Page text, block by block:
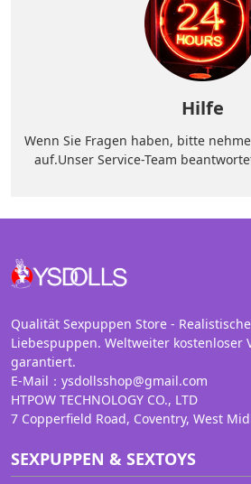
Hilfe
Wenn Sie Fragen haben, bitte
auf.Unser Service-Team
Qualität Sexpuppen Store -
Liebespuppen. Weltweiter kostenloser
garantiert.
E-Mail：ysdollsshop@gmail.com
HTPOW TECHNOLOGY CO., LTD
7 Copperfield Road, Coventry, West
SEXPUPPEN & SEXTOYS